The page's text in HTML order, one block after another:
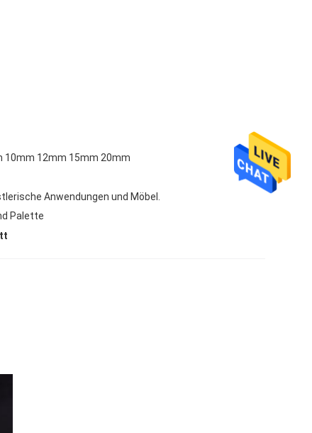
12mm 15mm 20mm
Anwendungen und Möbel.
Palette